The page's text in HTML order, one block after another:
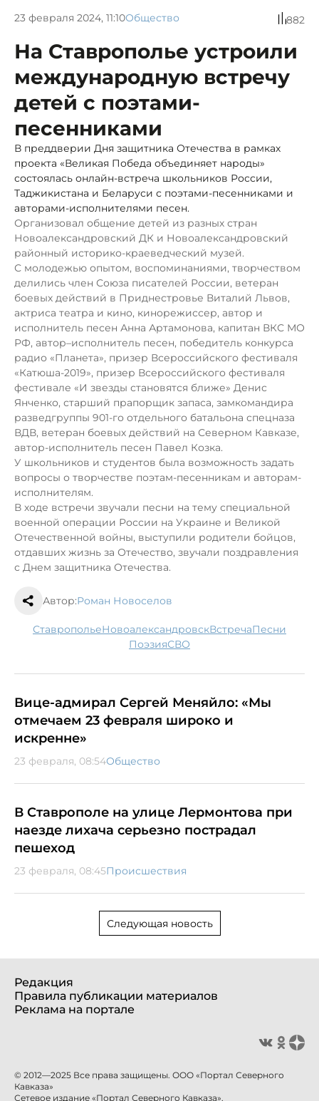
23 февраля 2024, 11:10Общество 882
На Ставрополье устроили
международную встречу
детей с поэтами-
песенниками
В преддверии Дня защитника Отечества в рамках
проекта «Великая Победа объединяет народы»
состоялась онлайн-встреча школьников России,
Таджикистана и Беларуси с поэтами-песенниками и
авторами-исполнителями песен.
Организовал общение детей из разных стран
Новоалександровский ДК и Новоалександровский
районный историко-краеведческий музей.
С молодежью опытом, воспоминаниями, творчеством
делились член Союза писателей России, ветеран
боевых действий в Приднестровье Виталий Львов,
актриса театра и кино, кинорежиссер, автор и
исполнитель песен Анна Артамонова, капитан ВКС МО
РФ, автор–исполнитель песен, победитель конкурса
радио «Планета», призер Всероссийского фестиваля
«Катюша-2019», призер Всероссийского фестиваля
фестивале «И звезды становятся ближе» Денис
Янченко, старший прапорщик запаса, замкомандира
разведгруппы 901-го отдельного батальона спецназа
ВДВ, ветеран боевых действий на Северном Кавказе,
автор-исполнитель песен Павел Козка.
У школьников и студентов была возможность задать
вопросы о творчестве поэтам-песенникам и авторам-
исполнителям.
В ходе встречи звучали песни на тему специальной
военной операции России на Украине и Великой
Отечественной войны, выступили родители бойцов,
отдавших жизнь за Отечество, звучали поздравления
с Днем защитника Отечества.
Автор:Роман Новоселов
Ставрополье Новоалександровск встреча
песни
поэзия
СВО
Вице-адмирал Сергей Меняйло: «Мы
отмечаем 23 февраля широко и
искренне»
23 февраля, 08:54Общество
В Ставрополе на улице Лермонтова при
наезде лихача серьезно пострадал
пешеход
23 февраля, 08:45Происшествия
Следующая новость
Редакция
Правила публикации материалов
Реклама на портале
© 2012—2025 Все права защищены. ООО «Портал Северного
Кавказа»
Сетевое издание «Портал Северного Кавказа».